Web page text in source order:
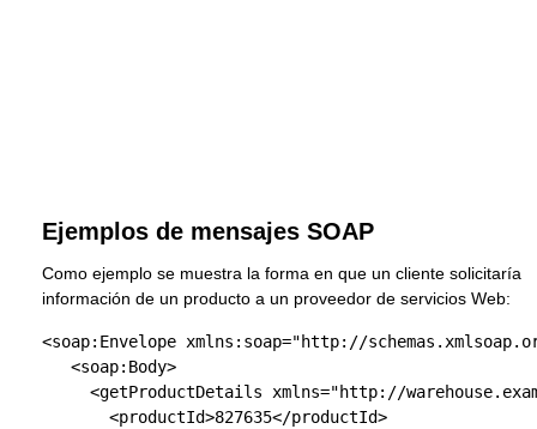
Ejemplos de mensajes SOAP
Como ejemplo se muestra la forma en que un cliente solicitaría
información de un producto a un proveedor de servicios Web:
<soap:Envelope xmlns:soap="http://
<soap:Body>
<getProductDetails xmlns="http://
<productId>827635</productId>